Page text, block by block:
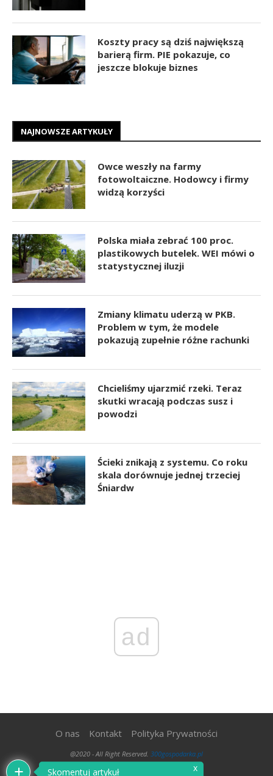
Koszty pracy są dziś największą
barierą firm. PIE pokazuje, co
jeszcze blokuje biznes
NAJNOWSZE ARTYKUŁY
Owce weszły na farmy
fotowoltaiczne. Hodowcy i firmy
widzą korzyści
Polska miała zebrać 100 proc.
plastikowych butelek. WEI mówi o
statystycznej iluzji
Zmiany klimatu uderzą w PKB.
Problem w tym, że modele
pokazują zupełnie różne rachunki
Chcieliśmy ujarzmić rzeki. Teraz
skutki wracają podczas susz i
powodzi
Ścieki znikają z systemu. Co roku
skala dorównuje jednej trzeciej
Śniardw
ad
O nas Kontakt Polityka Prywatności
@2020 - All Right Reserved. 300gospodarka.pl
Skomentuj artykuł x